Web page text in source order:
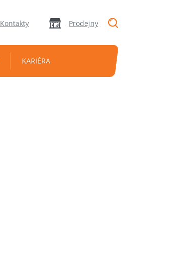
Kontakty Prodejny
KARIÉRA